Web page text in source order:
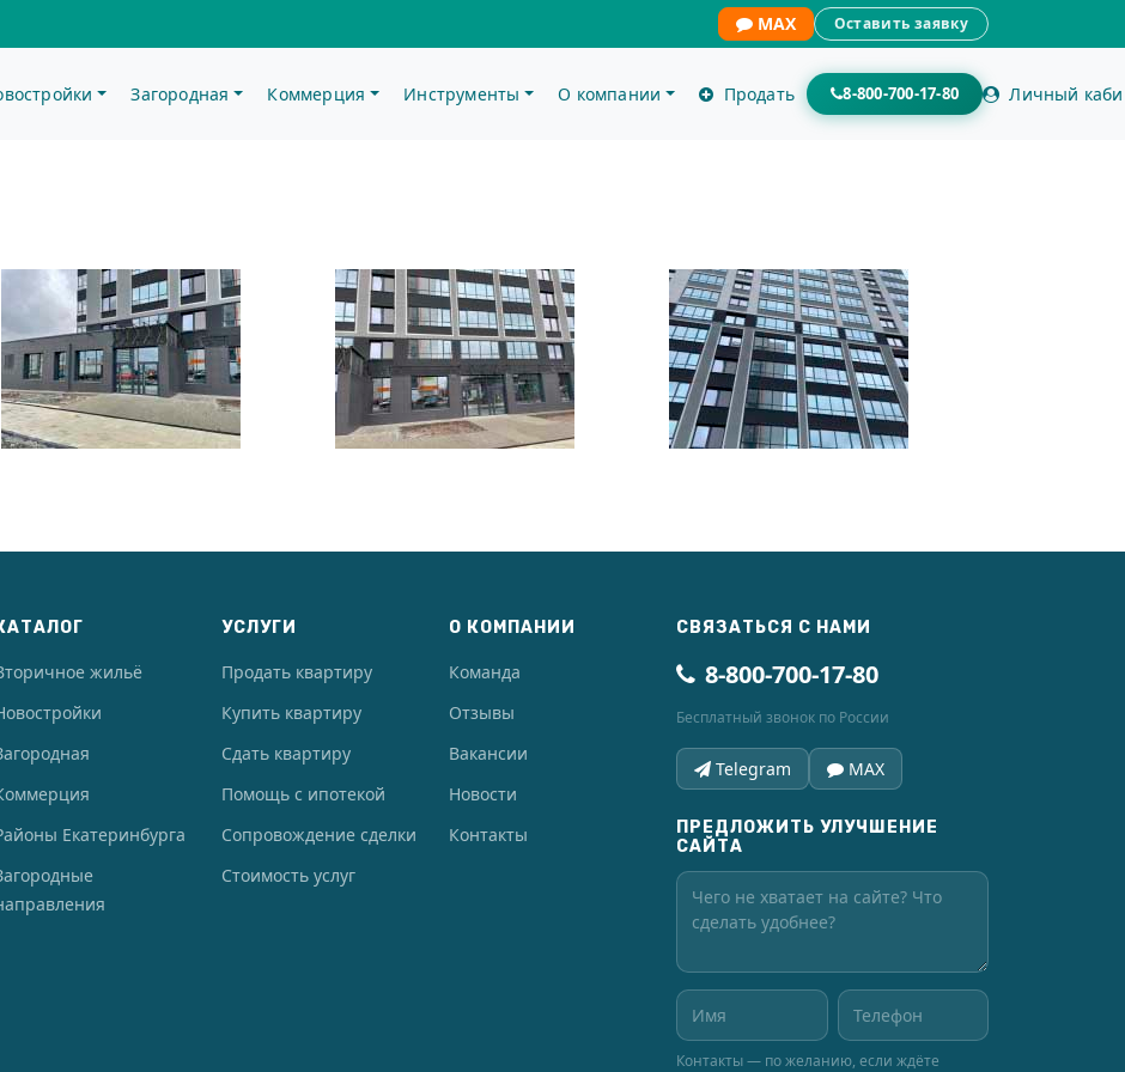
MAX Оставить заявку
Загородная Коммерция Инструменты О компании Продать 8-800-700-17-80 Личный
жильё
Екатеринбурга
УСЛУГИ
Продать квартиру
Купить квартиру
Сдать квартиру
Помощь с ипотекой
Сопровождение сделки
Стоимость услуг
О КОМПАНИИ
Команда
Отзывы
Вакансии
Новости
Контакты
СВЯЗАТЬСЯ С НАМИ
8-800-700-17-80
Бесплатный звонок по России
Telegram MAX
ПРЕДЛОЖИТЬ УЛУЧШЕНИЕ
САЙТА
Контакты — по желанию, если ждёте